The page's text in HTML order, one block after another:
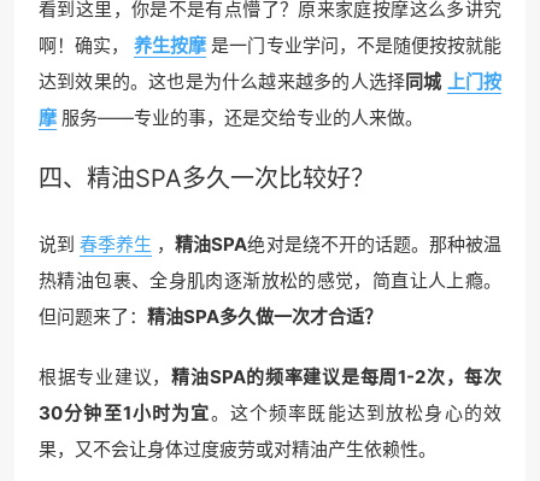
看到这里，你是不是有点懵了？原来家庭按摩这么多讲究
啊！确实，
养生按摩 是一门专业学问，不是随便按按就能
达到效果的。这也是为什么越来越多的人选择同城
上门按
摩 服务——专业的事，还是交给专业的人来做。
四、精油SPA多久一次比较好？
说到 春季养生 ，精油SPA绝对是绕不开的话题。那种被温
热精油包裹、全身肌肉逐渐放松的感觉，简直让人上瘾。
但问题来了： 精油SPA多久做一次才合适？
根据专业建议，精油SPA的频率建议是每周1-2次，每次
30分钟至1小时为宜。这个频率既能达到放松身心的效
果，又不会让身体过度疲劳或对精油产生依赖性。